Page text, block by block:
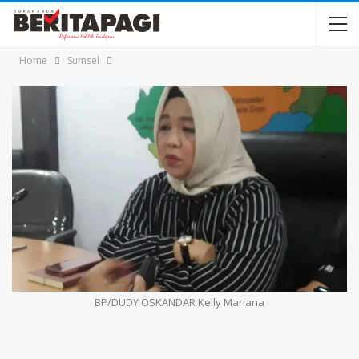
Home Sumsel
BP/DUDY OSKANDAR Kelly Mariana